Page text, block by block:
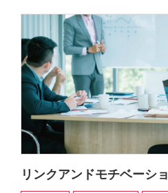
リンクアンドモチベーシ